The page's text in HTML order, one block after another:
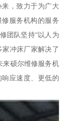
来，致力于为广大
服务机构的服务
团队坚持“以人为
家冲床厂家解决了
来硕尔维修服务机
应速度、更低的